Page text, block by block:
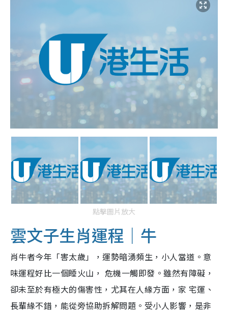
點擊圖片放大
雲文子生肖運程｜牛
肖牛者今年「害太歲」，運勢暗湧頻生，小人當道。意
味運程好比一個睡火山， 危機一觸即發。雖然有障礙，
卻未至於有極大的傷害性，尤其在人緣方面，家 宅運、
長輩緣不錯，能從旁協助拆解問題。受小人影響，是非